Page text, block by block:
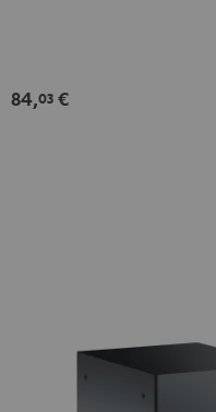
84,03 €